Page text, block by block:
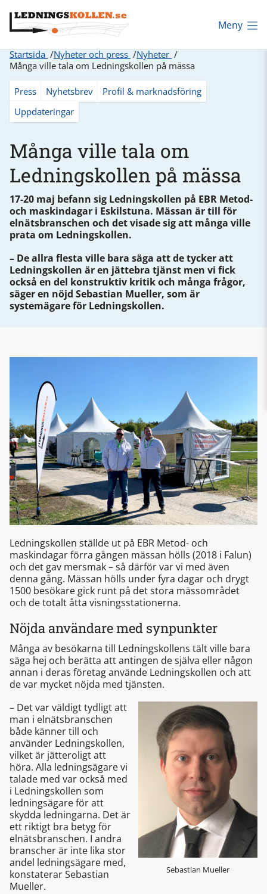
Meny
Startsida Nyheter och press
Nyheter
Många ville tala om Ledningskollen på mässa
Press Nyhetsbrev
Profil & marknadsföring
Uppdateringar
Många ville tala om
Ledningskollen på mässa
17-20 maj befann sig Ledningskollen på EBR Metod-
och maskindagar i Eskilstuna. Mässan är till för
elnätsbranschen och det visade sig att många ville
prata om Ledningskollen.
– De allra flesta ville bara säga att de tycker att
Ledningskollen är en jättebra tjänst men vi fick
också en del konstruktiv kritik och många frågor,
säger en nöjd Sebastian Mueller, som är
systemägare för Ledningskollen.
Ledningskollen ställde ut på EBR Metod- och
maskindagar förra gången mässan hölls (2018 i Falun)
och det gav mersmak – så därför var vi med även
denna gång. Mässan hölls under fyra dagar och drygt
1500 besökare gick runt på det stora mässområdet
och de totalt åtta visningsstationerna.
Nöjda användare med synpunkter
Många av besökarna till Ledningskollens tält ville bara
säga hej och berätta att antingen de själva eller någon
annan i deras företag använde Ledningskollen och att
de var mycket nöjda med tjänsten.
Sebastian Mueller
– Det var väldigt tydligt att
man i elnätsbranschen
både känner till och
använder Ledningskollen,
vilket är jätteroligt att
höra. Alla ledningsägare vi
talade med var också med
i Ledningskollen som
ledningsägare för att
skydda ledningarna. Det är
ett riktigt bra betyg för
elnätsbranschen. I andra
branscher är inte lika stor
andel ledningsägare med,
konstaterar Sebastian
Mueller.